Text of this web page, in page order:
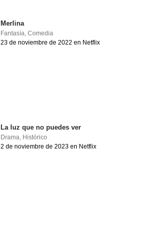
Merlina
Fantasía,Comedia
23 de noviembre de 2022 en Netflix
La luz que no puedes ver
Drama, Histórico
2 de noviembre de 2023 en Netflix